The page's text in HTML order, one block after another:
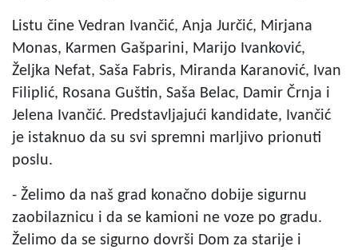
Listu čine Vedran Ivančić, Anja Jurčić, Mirjana
Monas, Karmen Gašparini, Marijo Ivanković,
Željka Nefat, Saša Fabris, Miranda Karanović, Ivan
Filiplić, Rosana Guštin, Saša Belac, Damir Črnja i
Jelena Ivančić. Predstavljajući kandidate, Ivančić
je istaknuo da su svi spremni marljivo prionuti
poslu.
- Želimo da naš grad konačno dobije sigurnu
zaobilaznicu i da se kamioni ne voze po gradu.
Želimo da se sigurno dovrši Dom za starije i